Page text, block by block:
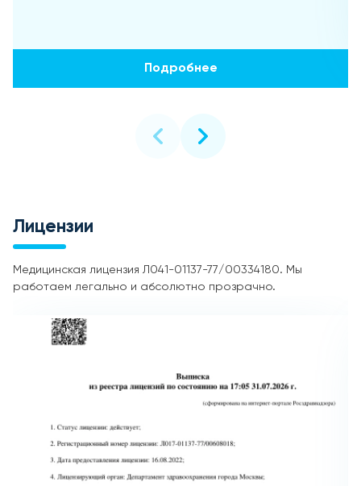
Подробнее
Лицензии
Медицинская лицензия Л041-01137-77/00334180. Мы
работаем легально и абсолютно прозрачно.